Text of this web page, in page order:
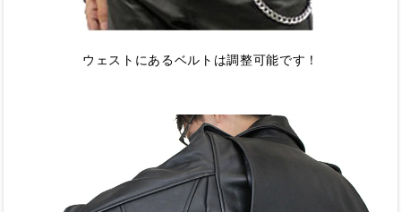
ウェストにあるベルトは調整可能です！